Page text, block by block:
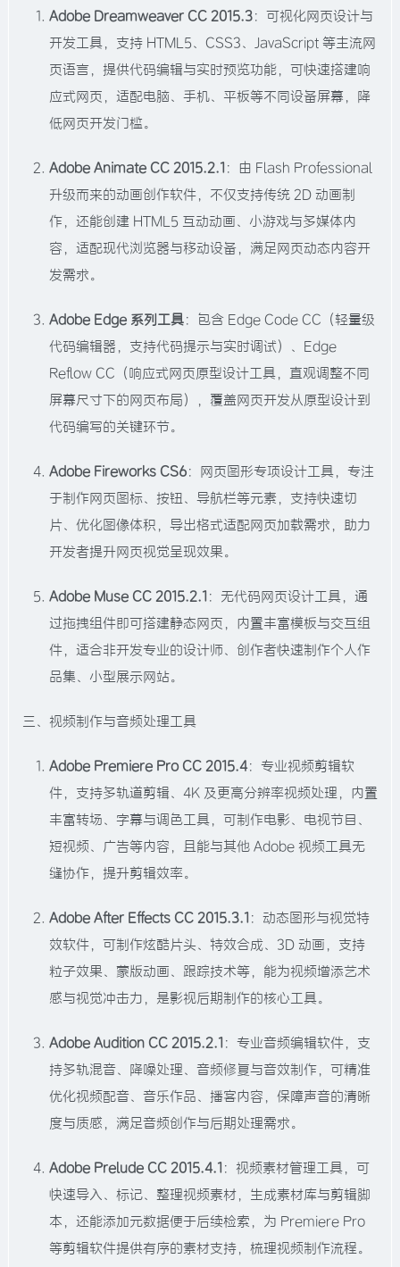
Adobe Dreamweaver CC 2015.3：可视化网页设计与
开发工具，支持 HTML5、CSS3、JavaScript 等主流网
页语言，提供代码编辑与实时预览功能，可快速搭建响
应式网页，适配电脑、手机、平板等不同设备屏幕，降
低网页开发门槛。​
Adobe Animate CC 2015.2.1：由 Flash Professional
升级而来的动画创作软件，不仅支持传统 2D 动画制
作，还能创建 HTML5 互动动画、小游戏与多媒体内
容，适配现代浏览器与移动设备，满足网页动态内容开
发需求。​
Adobe Edge 系列工具：包含 Edge Code CC（轻量级
代码编辑器，支持代码提示与实时调试）、Edge
Reflow CC（响应式网页原型设计工具，直观调整不同
屏幕尺寸下的网页布局），覆盖网页开发从原型设计到
代码编写的关键环节。​
Adobe Fireworks CS6：网页图形专项设计工具，专注
于制作网页图标、按钮、导航栏等元素，支持快速切
片、优化图像体积，导出格式适配网页加载需求，助力
开发者提升网页视觉呈现效果。​
Adobe Muse CC 2015.2.1：无代码网页设计工具，通
过拖拽组件即可搭建静态网页，内置丰富模板与交互组
件，适合非开发专业的设计师、创作者快速制作个人作
品集、小型展示网站。​
三、视频制作与音频处理工具​
Adobe Premiere Pro CC 2015.4：专业视频剪辑软
件，支持多轨道剪辑、4K 及更高分辨率视频处理，内置
丰富转场、字幕与调色工具，可制作电影、电视节目、
短视频、广告等内容，且能与其他 Adobe 视频工具无
缝协作，提升剪辑效率。​
Adobe After Effects CC 2015.3.1：动态图形与视觉特
效软件，可制作炫酷片头、特效合成、3D 动画，支持
粒子效果、蒙版动画、跟踪技术等，能为视频增添艺术
感与视觉冲击力，是影视后期制作的核心工具。​
Adobe Audition CC 2015.2.1：专业音频编辑软件，支
持多轨混音、降噪处理、音频修复与音效制作，可精准
优化视频配音、音乐作品、播客内容，保障声音的清晰
度与质感，满足音频创作与后期处理需求。​
Adobe Prelude CC 2015.4.1：视频素材管理工具，可
快速导入、标记、整理视频素材，生成素材库与剪辑脚
本，还能添加元数据便于后续检索，为 Premiere Pro
等剪辑软件提供有序的素材支持，梳理视频制作流程。​